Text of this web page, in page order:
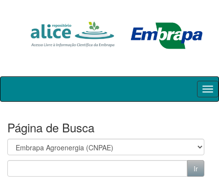
Skip
Página de Busca